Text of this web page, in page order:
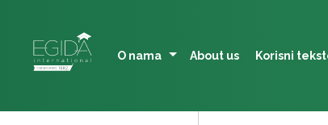
content
O nama About us Korisni